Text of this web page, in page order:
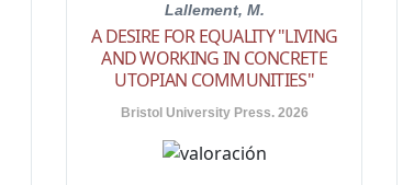
Lallement, M.
A DESIRE FOR EQUALITY "LIVING
AND WORKING IN CONCRETE
UTOPIAN COMMUNITIES"
Bristol University Press. 2026